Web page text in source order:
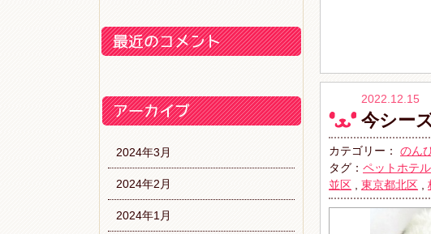
2024年3月
2024年2月
2024年1月
2022.12.15
今シー
カテゴリー： のん
タグ： ペットホテル
並区
東京都北区